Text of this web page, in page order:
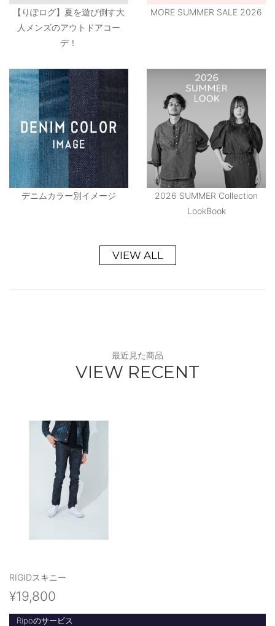
【りぽログ】夏を遊び倒す大
人メンズのアウトドアコー
デ！
MORE SUMMER SALE 2026
デニムカラー別イメージ
2026 SUMMER Collection
LookBook
VIEW ALL
最近見た商品
VIEW RECENT
RIGIDスキニー
¥19,800
Ripoのサービス